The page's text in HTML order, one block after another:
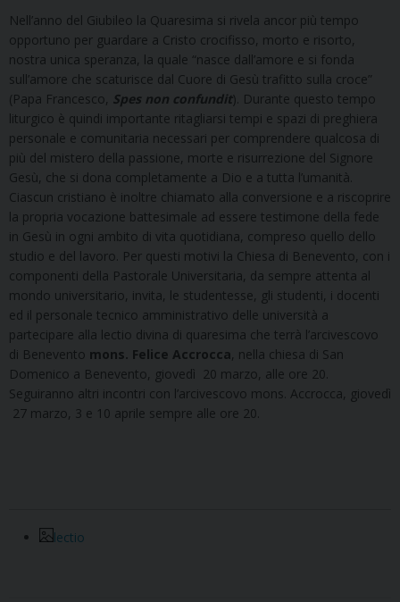
Nell’anno del Giubileo la Quaresima si rivela ancor più tempo
opportuno per guardare a Cristo crocifisso, morto e risorto,
nostra unica speranza, la quale “nasce dall’amore e si fonda
sull’amore che scaturisce dal Cuore di Gesù trafitto sulla croce”
(Papa Francesco, Spes non confundit). Durante questo tempo
liturgico è quindi importante ritagliarsi tempi e spazi di preghiera
personale e comunitaria necessari per comprendere qualcosa di
più del mistero della passione, morte e risurrezione del Signore
Gesù, che si dona completamente a Dio e a tutta l’umanità.
Ciascun cristiano è inoltre chiamato alla conversione e a riscoprire
la propria vocazione battesimale ad essere testimone della fede
in Gesù in ogni ambito di vita quotidiana, compreso quello dello
studio e del lavoro. Per questi motivi la Chiesa di Benevento, con i
componenti della Pastorale Universitaria, da sempre attenta al
mondo universitario, invita, le studentesse, gli studenti, i docenti
ed il personale tecnico amministrativo delle università a
partecipare alla lectio divina di quaresima che terrà l’arcivescovo
di Benevento mons. Felice Accrocca , nella chiesa di San
Domenico a Benevento, giovedì 20 marzo, alle ore 20.
Seguiranno altri incontri con l’arcivescovo mons. Accrocca, giovedì
27 marzo, 3 e 10 aprile sempre alle ore 20.
lectio